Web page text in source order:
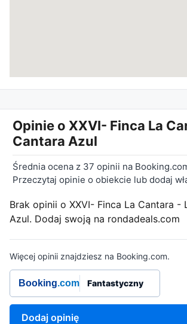
Opinie o XXVI- Finca La
Cantara Azul
Średnia ocena z 37 opinii na
Przeczytaj opinie o obiekcie lub dodaj
Brak opinii o XXVI- Finca La Cantara -
Azul. Dodaj swoją na rondadeals.com
Więcej opinii znajdziesz na Booking.com.
Booking.com Fantastyczny
Dodaj opinię